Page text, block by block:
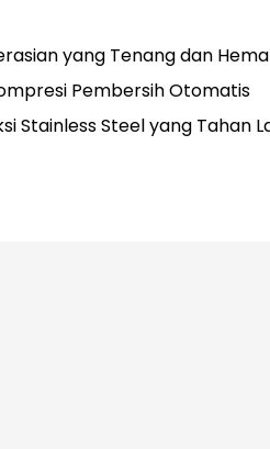
yang Tenang dan
Pembersih Otomatis
Stainless Steel yang Tahan